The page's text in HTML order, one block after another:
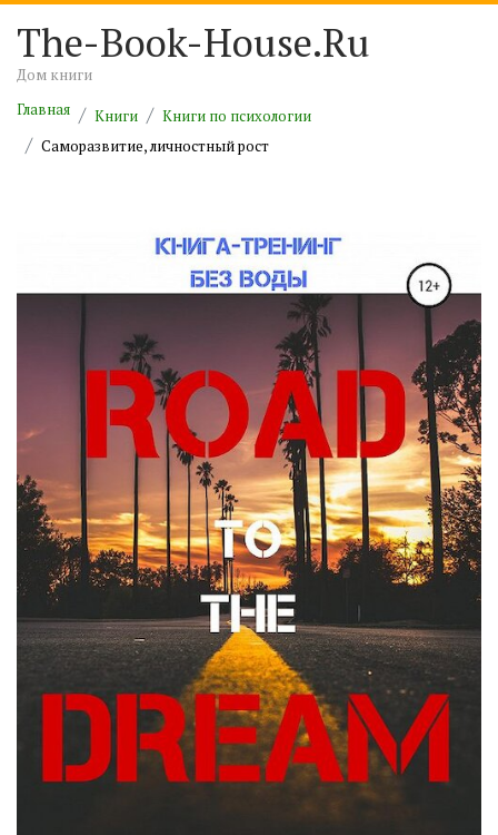
The-Book-House.Ru
Дом книги
Главная
Книги
Книги по психологии
Саморазвитие, личностный рост